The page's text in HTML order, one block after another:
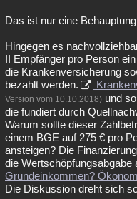
Das ist nur eine
Hingegen es
II Empfänger pro Person
die Krankenversicherung
bezahlt werden.
Version vom 10.10.2018) und
die fundiert durch
Warum sollte dieser
einem BGE auf 275 € pro
ansteigen? Die
die Wertschöpfungsabgabe
Grundeinkommen?
Die Diskussion dreht sich